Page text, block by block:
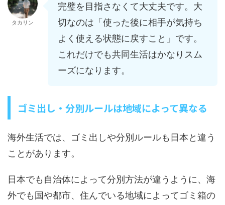
タカリン
完璧を目指さなくて大丈夫です。大
切なのは「使った後に相手が気持ち
よく使える状態に戻すこと」です。
これだけでも共同生活はかなりスム
ーズになります。
ゴミ出し・分別ルールは地域によって異なる
海外生活では、ゴミ出しや分別ルールも日本と違う
ことがあります。
日本でも自治体によって分別方法が違うように、海
外でも国や都市、住んでいる地域によってゴミ箱の